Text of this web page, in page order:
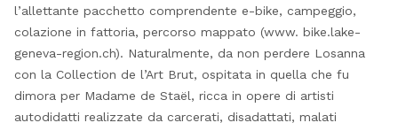
l’allettante pacchetto comprendente e-bike, campeggio,
colazione in fattoria, percorso mappato (www. bike.lake-
geneva-region.ch). Naturalmente, da non perdere Losanna
con la Collection de l’Art Brut, ospitata in quella che fu
dimora per Madame de Staël, ricca in opere di artisti
autodidatti realizzate da carcerati, disadattati, malati